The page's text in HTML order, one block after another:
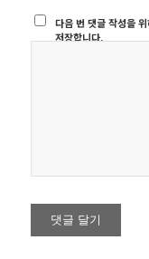
다음 번 댓글 작성을
저장합니다.